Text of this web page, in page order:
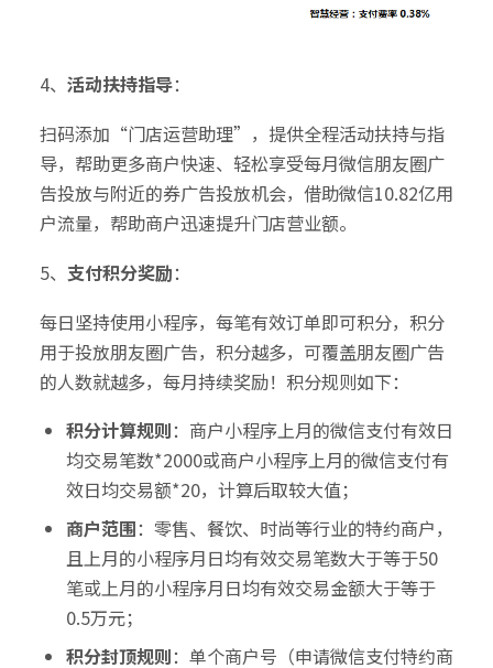
4、 活动扶持指导：
扫码添加“门店运营助理”，提供全程活动扶持与指
导，帮助更多商户快速、轻松享受每月微信朋友圈广
告投放与附近的券广告投放机会，借助微信10.82亿用
户流量，帮助商户迅速提升门店营业额。
5、 支付积分奖励：
每日坚持使用小程序，每笔有效订单即可积分，积分
用于投放朋友圈广告，积分越多，可覆盖朋友圈广告
的人数就越多，每月持续奖励！积分规则如下：
积分计算规则：商户小程序上月的微信支付有效日
均交易笔数*2000或商户小程序上月的微信支付有
效日均交易额*20，计算后取较大值；
商户范围：零售、餐饮、时尚等行业的特约商户，
且上月的小程序月日均有效交易笔数大于等于50
笔或上月的小程序月日均有效交易金额大于等于
0.5万元；
积分封顶规则：单个商户号（申请微信支付特约商